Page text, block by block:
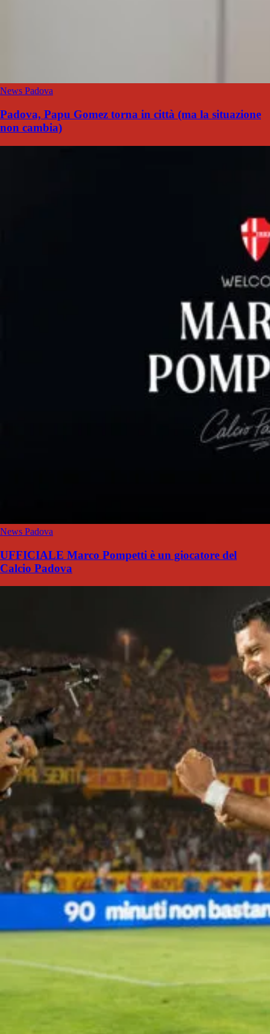
News Padova
Padova, Papu Gomez torna in città (ma la situazione
non cambia)
News Padova
UFFICIALE Marco Pompetti è un giocatore del
Calcio Padova